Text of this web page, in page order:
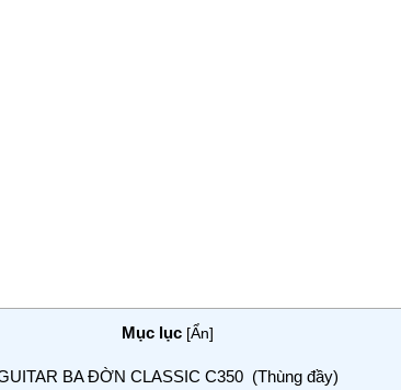
Mục lục [Ẩn]
BA ĐỜN CLASSIC C350 (Thùng đầy)